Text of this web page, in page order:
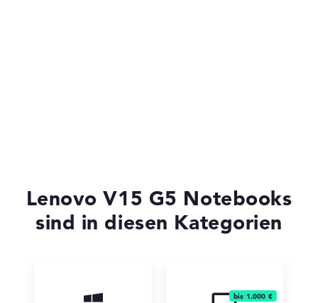
Lenovo V15 G5 Notebooks
sind in diesen Kategorien